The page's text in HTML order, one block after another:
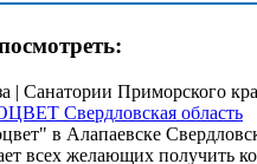
Свердловская область
в Алапаевске
всех желающих получить